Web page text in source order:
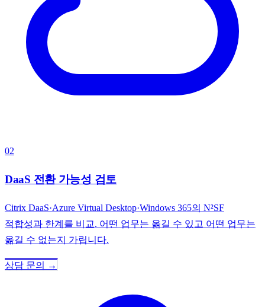
02
DaaS 전환 가능성 검토
Citrix DaaS·Azure Virtual Desktop·Windows 365의 N²SF
적합성과 한계를 비교. 어떤 업무는 옮길 수 있고 어떤 업무는
옮길 수 없는지 가립니다.
상담 문의 →